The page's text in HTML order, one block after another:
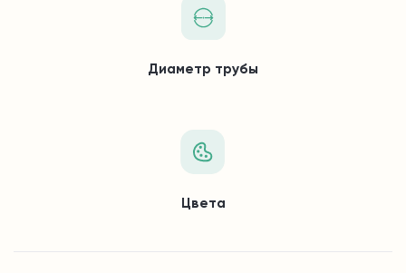
Диаметр трубы
Цвета